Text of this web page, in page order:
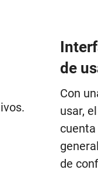
de
Con
usar,
de